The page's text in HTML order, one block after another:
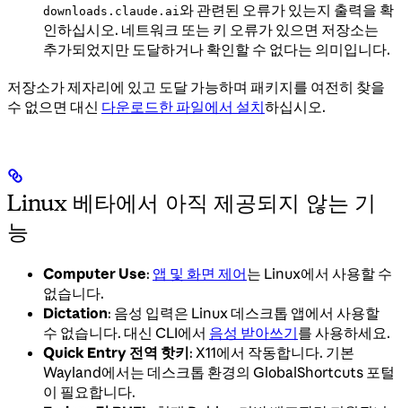
downloads.claude.ai 와 관련된 오류가 있는지 출력을 확
인하십시오. 네트워크 또는 키 오류가 있으면 저장소는
추가되었지만 도달하거나 확인할 수 없다는 의미입니다.
저장소가 제자리에 있고 도달 가능하며 패키지를 여전히 찾을
수 없으면 대신 다운로드한 파일에서 설치하십시오.
Linux 베타에서 아직 제공되지 않는 기
능
Computer Use: 앱 및 화면 제어는 Linux에서 사용할 수
없습니다.
Dictation: 음성 입력은 Linux 데스크톱 앱에서 사용할
수 없습니다. 대신 CLI에서 음성 받아쓰기를 사용하세요.
Quick Entry 전역 핫키: X11에서 작동합니다. 기본
Wayland에서는 데스크톱 환경의 GlobalShortcuts 포털
이 필요합니다.